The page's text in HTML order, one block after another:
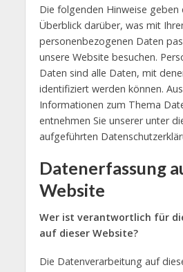
Die folgenden Hinweise geben
Überblick darüber, was mit
personenbezogenen Daten
unsere Website besuchen.
Daten sind alle Daten, mit
identifiziert werden können.
Informationen zum Thema
entnehmen Sie unserer unter
aufgeführten
Datenerfassung
Website
Wer ist verantwortlich für
auf dieser Website?
Die Datenverarbeitung auf